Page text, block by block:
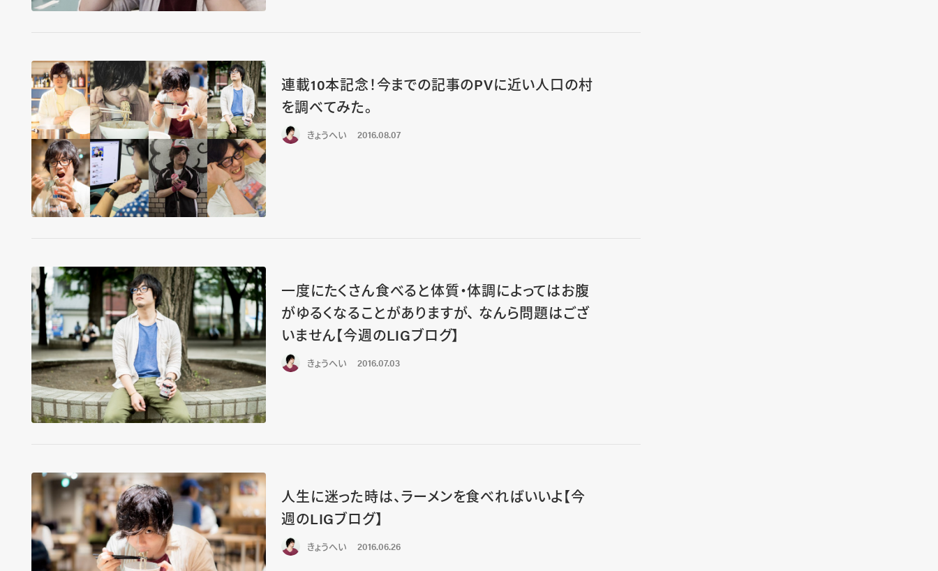
連載10本記念！今までの記事のPVに近い人口の村
を調べてみた。
きょうへい 2016.08.07
一度にたくさん食べると体質・体調によってはお腹
がゆるくなることがありますが、 なんら問題はござ
いません【今週のLIGブログ】
きょうへい 2016.07.03
人生に迷った時は、ラーメンを食べればいいよ【今
週のLIGブログ】
きょうへい 2016.06.26